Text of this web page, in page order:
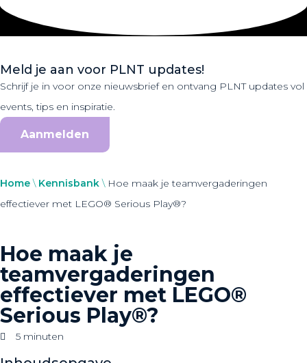
Meld je aan voor PLNT updates!
Schrijf je in voor onze nieuwsbrief en ontvang PLNT updates vol
events, tips en inspiratie.
Aanmelden
Home\ Kennisbank\ Hoe maak je teamvergaderingen
effectiever met LEGO® Serious Play®?
Hoe maak je
teamvergaderingen
effectiever met LEGO®
Serious Play®?
5 minuten